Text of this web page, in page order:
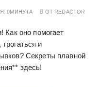
0МИНУТА ОТ REDACTOR
Как оно помогает
и
Секреты плавной
здесь!